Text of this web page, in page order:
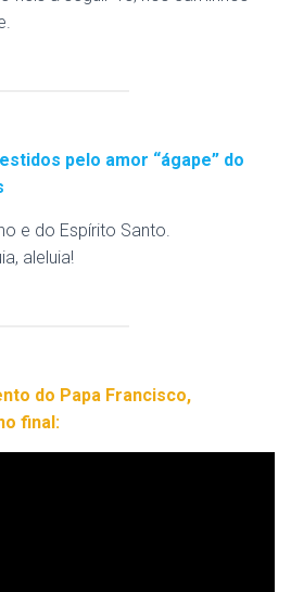
pelo amor “ágape” do
e do Espírito Santo.
aleluia!
do Papa Francisco,
final: